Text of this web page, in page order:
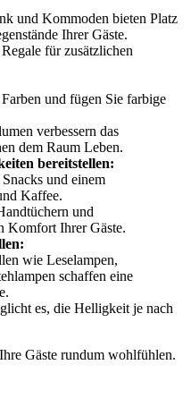
und Kommoden bieten Platz
Ihrer Gäste.
für zusätzlichen
und fügen Sie farbige
verbessern das
dem Raum Leben.
bereitstellen:
und einem
Kaffee.
und
Komfort Ihrer Gäste.
wie Leselampen,
schaffen eine
es, die Helligkeit je nach
Gäste rundum wohlfühlen.